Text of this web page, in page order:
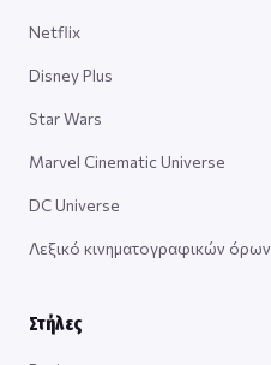
Netflix
Disney Plus
Star Wars
Marvel Cinematic Universe
DC Universe
Λεξικό κινηματογραφικών όρων
Στήλες